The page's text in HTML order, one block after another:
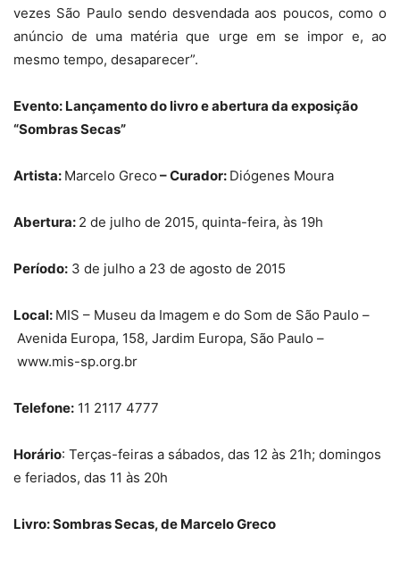
vezes São Paulo sendo desvendada aos poucos, como o
anúncio de uma matéria que urge em se impor e, ao
mesmo tempo, desaparecer”.
Evento: Lançamento do livro e abertura da exposição
“Sombras Secas”
Artista: Marcelo Greco –Curador: Diógenes Moura
Abertura: 2 de julho de 2015, quinta-feira, às 19h
Período: 3 de julho a 23 de agosto de 2015
Local: MIS – Museu da Imagem e do Som de São Paulo –
Avenida Europa, 158, Jardim Europa, São Paulo –
www.mis-sp.org.br
Telefone: 11 2117 4777
Horário: Terças-feiras a sábados, das 12 às 21h; domingos
e feriados, das 11 às 20h
Livro: Sombras Secas, de Marcelo Greco